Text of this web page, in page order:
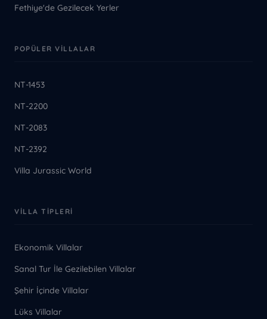
Fethiye'de Gezilecek Yerler
POPÜLER VILLALAR
NT-1453
NT-2200
NT-2083
NT-2392
Villa Jurassic World
VILLA TIPLERI
Ekonomik Villalar
Sanal Tur İle Gezilebilen Villalar
Şehir İçinde Villalar
Lüks Villalar